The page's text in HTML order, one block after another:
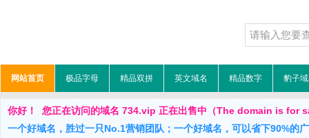
网站首页 极品字母 精品双拼 英文域名 精品数字 豹子
你好！ 您正在访问的域名 734.vip 正在出售中（The domain is for
一个好域名，胜过一只No.1营销团队；一个好域名，可以省下90%的